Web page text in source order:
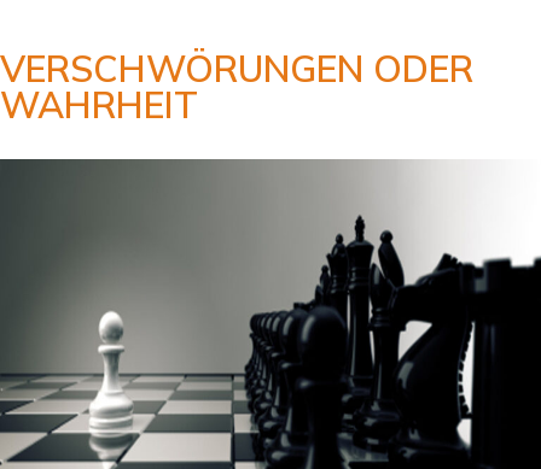
VERSCHWÖRUNGEN ODER
WAHRHEIT